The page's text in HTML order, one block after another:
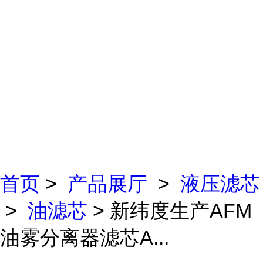
首页 > 产品展厅 > 液压滤芯
> 油滤芯 > 新纬度生产AFM
油雾分离器滤芯A...